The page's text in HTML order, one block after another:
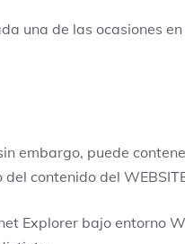
una de las ocasiones
embargo, puede
contenido del
bajo entorno